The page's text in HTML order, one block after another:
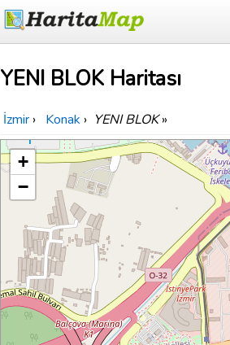
YENI BLOK Haritası
İzmir › Konak › YENI BLOK»
+
−